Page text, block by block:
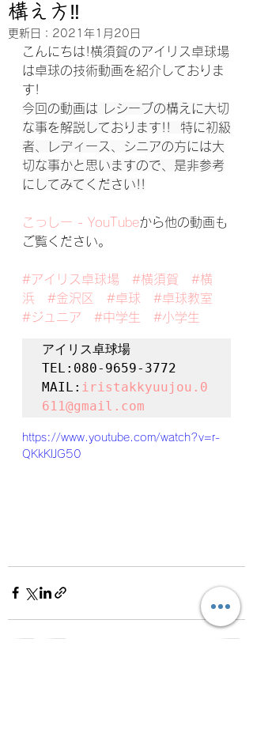
構え方‼
更新日： 2021年1月20日
こんにちは!横須賀のアイリス卓球場
は卓球の技術動画を紹介しておりま
す!
今回の動画は レシーブの構えに大切
な事を解説しております!!  特に初級
者、レディース、シニアの方には大
切な事かと思いますので、是非参考
にしてみてください!!
こっしー - YouTubeから他の動画も
ご覧ください。
#アイリス卓球場 #横須賀
#横
浜
#金沢区 #卓球
#卓球教室
#ジュニア
#中学生 #小学生
アイリス卓球場
TEL:080-9659-3772
MAIL: iristakkyuujou.0
611@gmail.com
https://www.youtube.com/watch?v=r-
QKkKlJG50